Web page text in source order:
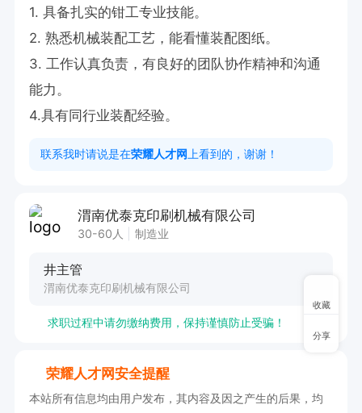
1. 具备扎实的钳工专业技能。
2. 熟悉机械装配工艺，能看懂装配图纸。
3. 工作认真负责，有良好的团队协作精神和沟通
能力。
4.具有同行业装配经验。
联系我时请说是在荣耀人才网 上看到的，谢谢！
渭南优泰克印刷机械有限公司
30-60人 制造业
井主管
渭南优泰克印刷机械有限公司
求职过程中请勿缴纳费用，保持谨慎防止受骗！
荣耀人才网安全提醒
本站所有信息均由用户发布，其内容及因之产生的后果，均
收藏
分享